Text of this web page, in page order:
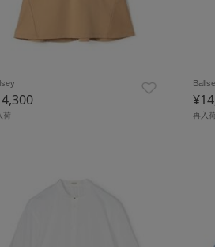
荷 再入荷